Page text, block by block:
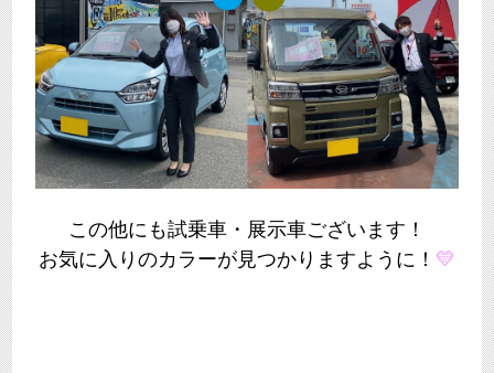
この他にも試乗車・展示車ございます！
お気に入りのカラーが見つかりますように！ 💛